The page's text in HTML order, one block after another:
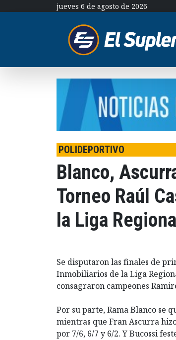
jueves 6 de agosto de 2026
POLIDEPORTIVO
Blanco,
Torneo Raúl
la Liga
Se disputaron las finales de
Inmobiliarios de la Liga
consagraron campeones
Por su parte, Rama Blanco se
mientras que Fran Ascurra
por 7/6, 6/7 y 6/2. Y Bucossi